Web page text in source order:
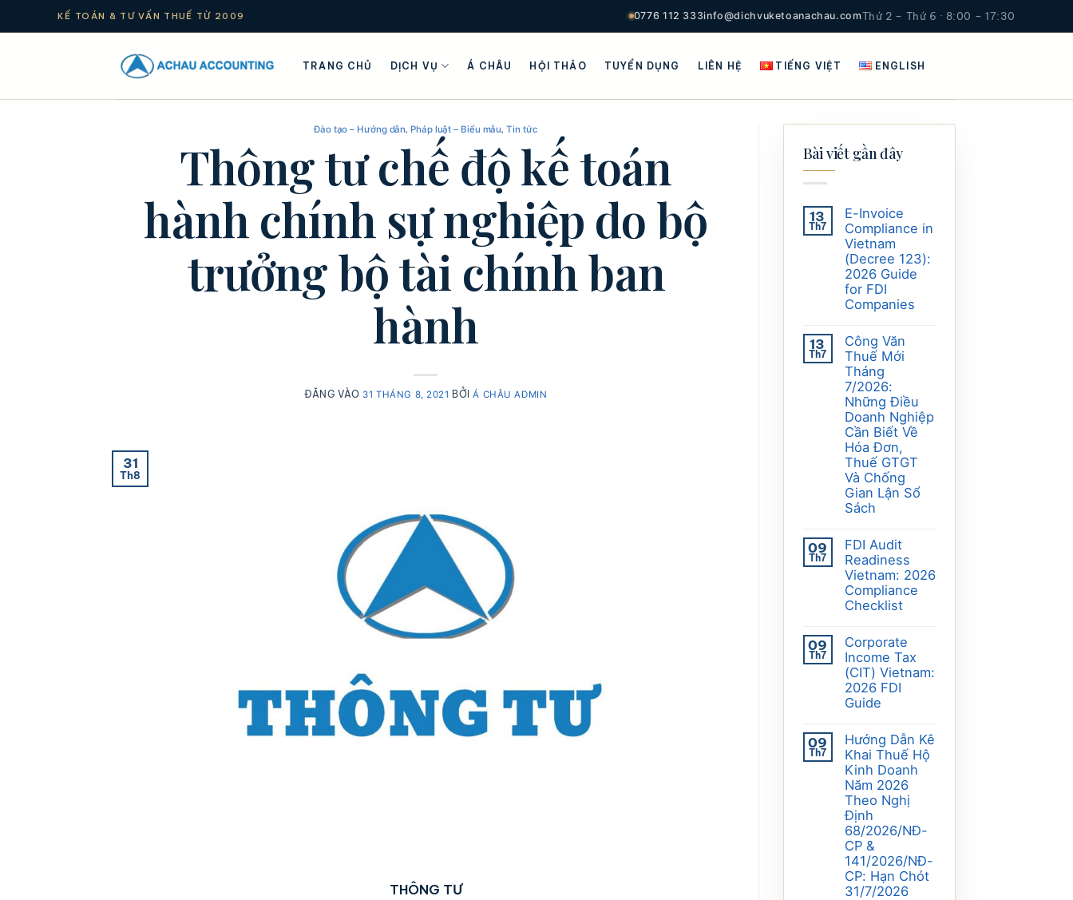
KẾ TOÁN & TƯ VẤN THUẾ TỪ 2009 0776 112 333info@dichvuketoanachau.comThứ 2 – Thứ 6 · 8:00 – 17:30
TRANG CHỦ DỊCH VỤ Á CHÂU HỘI THẢO TUYỂN DỤNG LIÊN HỆ TIẾNG VIỆT ENGLISH
Đào tạo – Hướng dẫn, Pháp luật – Biểu mẫu,Tin tức
Thông tư chế độ kế toán
hành chính sự nghiệp do bộ
trưởng bộ tài chính ban
hành
ĐĂNG VÀO 31 THÁNG 8, 2021 BỞIÁ CHÂU ADMIN
31
Th8
THÔNG TƯ
Bài viết gần đây
13
Th7
E-Invoice
Compliance in
Vietnam
(Decree 123):
2026 Guide
for FDI
Companies
13
Th7
Công Văn
Thuế Mới
Tháng
7/2026:
Những Điều
Doanh Nghiệp
Cần Biết Về
Hóa Đơn,
Thuế GTGT
Và Chống
Gian Lận Sổ
Sách
09
Th7
FDI Audit
Readiness
Vietnam: 2026
Compliance
Checklist
09
Th7
Corporate
Income Tax
(CIT) Vietnam:
2026 FDI
Guide
09
Th7
Hướng Dẫn Kê
Khai Thuế Hộ
Kinh Doanh
Năm 2026
Theo Nghị
Định
68/2026/NĐ-
CP &
141/2026/NĐ-
CP: Hạn Chót
31/7/2026